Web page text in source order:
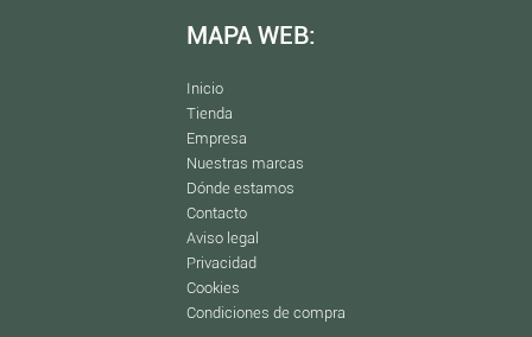
MAPA WEB:
Inicio
Tienda
Empresa
Nuestras marcas
Dónde estamos
Contacto
Aviso legal
Privacidad
Cookies
Condiciones de compra